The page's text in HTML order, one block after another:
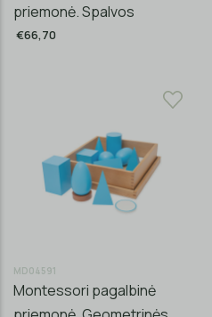
priemonė. Spalvos
€66,70
MD04591
Montessori pagalbinė